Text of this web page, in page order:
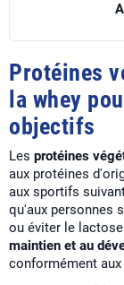
Protéines
la whey
objectifs
Les protéines
aux protéines
aux sportifs
qu'aux personnes
ou éviter le
maintien et au
conformément